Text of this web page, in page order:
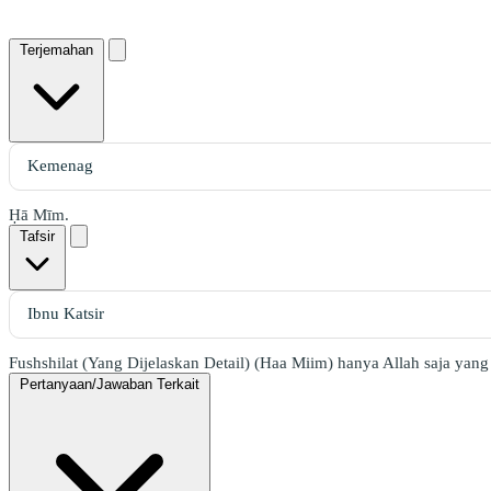
Terjemahan
Ḥā Mīm.
Tafsir
Fushshilat (Yang Dijelaskan Detail) (Haa Miim) hanya Allah saja
Pertanyaan/Jawaban Terkait